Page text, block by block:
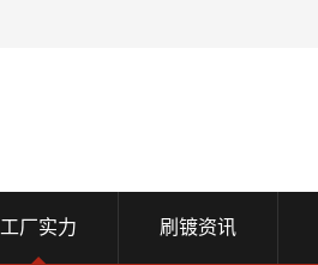
工厂实力 刷镀资讯